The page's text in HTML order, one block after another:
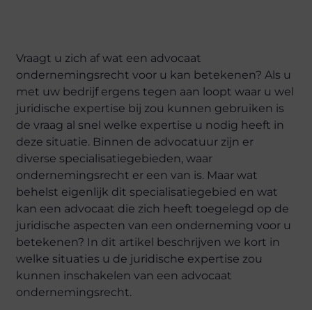
Vraagt u zich af wat een advocaat
ondernemingsrecht voor u kan betekenen? Als u
met uw bedrijf ergens tegen aan loopt waar u wel
juridische expertise bij zou kunnen gebruiken is
de vraag al snel welke expertise u nodig heeft in
deze situatie. Binnen de advocatuur zijn er
diverse specialisatiegebieden, waar
ondernemingsrecht er een van is. Maar wat
behelst eigenlijk dit specialisatiegebied en wat
kan een advocaat die zich heeft toegelegd op de
juridische aspecten van een onderneming voor u
betekenen? In dit artikel beschrijven we kort in
welke situaties u de juridische expertise zou
kunnen inschakelen van een advocaat
ondernemingsrecht.